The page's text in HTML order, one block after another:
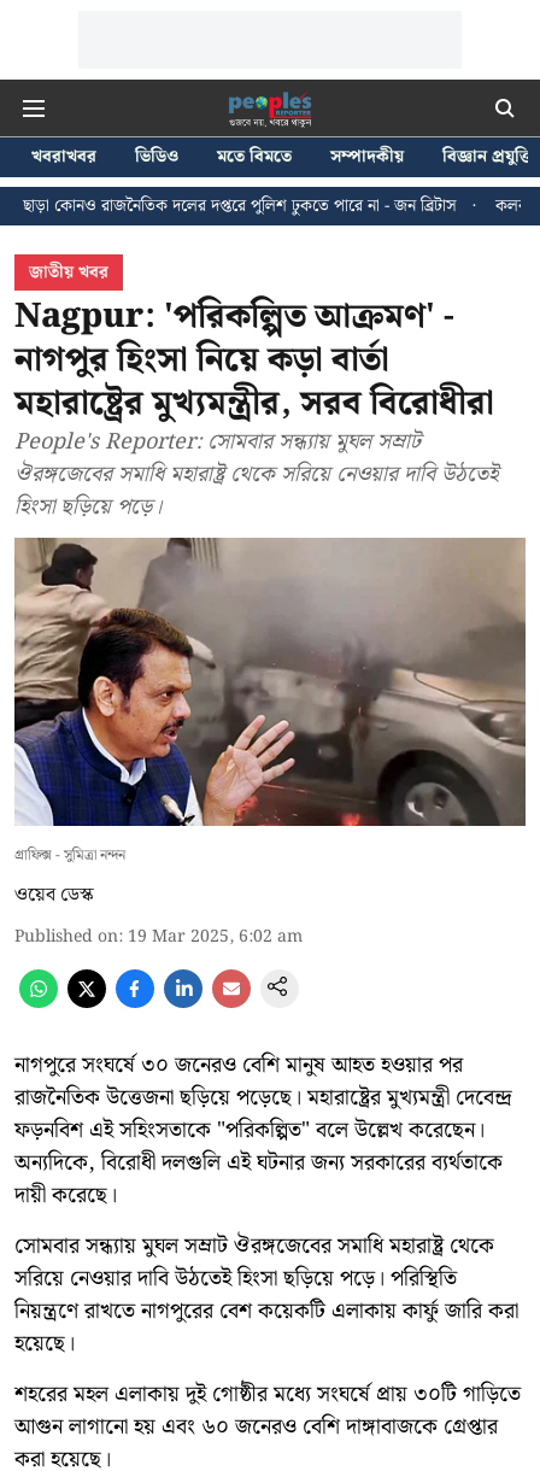
খবরাখবর ভিডিও মতে বিমতে সম্পাদকীয়
বিজ্ঞান প্রযুক্তি
দলের দপ্তরে পুলিশ ঢুকতে পারে না - জন ব্রিটাস
কলকাতায় ২৪ জুলাইয়ের
জাতীয় খবর
Nagpur: 'পরিকল্পিত আক্রমণ' -
নাগপুর হিংসা নিয়ে কড়া বার্তা
মহারাষ্ট্রের মুখ্যমন্ত্রীর, সরব বিরোধীরা
People's Reporter: সোমবার সন্ধ্যায় মুঘল সম্রাট
ঔরঙ্গজেবের সমাধি মহারাষ্ট্র থেকে সরিয়ে নেওয়ার দাবি উঠতেই
হিংসা ছড়িয়ে পড়ে।
গ্রাফিক্স - সুমিত্রা নন্দন
ওয়েব ডেস্ক
Published on: 19 Mar 2025, 6:02 am
নাগপুরে সংঘর্ষে ৩০ জনেরও বেশি মানুষ আহত হওয়ার পর
রাজনৈতিক উত্তেজনা ছড়িয়ে পড়েছে। মহারাষ্ট্রের মুখ্যমন্ত্রী দেবেন্দ্র
ফড়নবিশ এই সহিংসতাকে "পরিকল্পিত" বলে উল্লেখ করেছেন।
অন্যদিকে, বিরোধী দলগুলি এই ঘটনার জন্য সরকারের ব্যর্থতাকে
দায়ী করেছে।
সোমবার সন্ধ্যায় মুঘল সম্রাট ঔরঙ্গজেবের সমাধি মহারাষ্ট্র থেকে
সরিয়ে নেওয়ার দাবি উঠতেই হিংসা ছড়িয়ে পড়ে। পরিস্থিতি
নিয়ন্ত্রণে রাখতে নাগপুরের বেশ কয়েকটি এলাকায় কার্ফু জারি করা
হয়েছে।
শহরের মহল এলাকায় দুই গোষ্ঠীর মধ্যে সংঘর্ষে প্রায় ৩০টি গাড়িতে
আগুন লাগানো হয় এবং ৬০ জনেরও বেশি দাঙ্গাবাজকে গ্রেপ্তার
করা হয়েছে।